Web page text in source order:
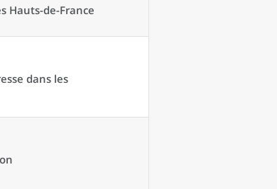
Hauts-de-France
dans les